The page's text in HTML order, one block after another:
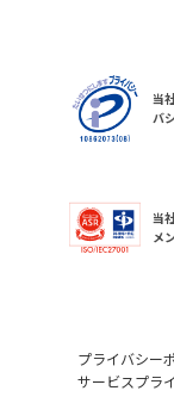
当
バ
当
メ
プライバシー
サービスプラ